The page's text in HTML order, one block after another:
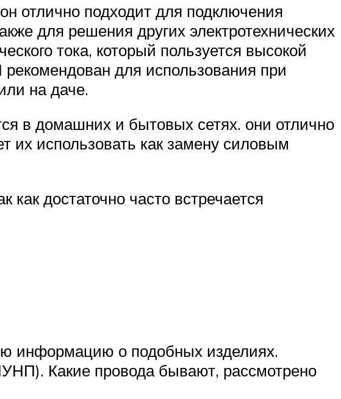
отлично подходит для подключения
для решения других электротехнических
тока, который пользуется высокой
для использования при
на даче.
в домашних и бытовых сетях. они отлично
их использовать как замену силовым
как достаточно часто встречается
информацию о подобных изделиях.
Какие провода бывают, рассмотрено